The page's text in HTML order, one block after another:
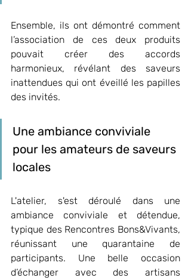
Ensemble, ils ont démontré comment
l’association de ces deux produits
pouvait créer des accords
harmonieux, révélant des saveurs
inattendues qui ont éveillé les papilles
des invités.
Une ambiance conviviale
pour les amateurs de saveurs
locales
L'atelier, s'est déroulé dans une
ambiance conviviale et détendue,
typique des Rencontres Bons&Vivants,
réunissant une quarantaine de
participants. Une belle occasion
d’échanger avec des artisans